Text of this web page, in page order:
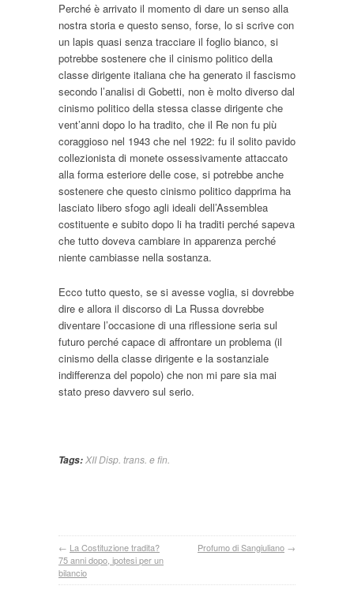
Perché è arrivato il momento di dare un senso alla
nostra storia e questo senso, forse, lo si scrive con
un lapis quasi senza tracciare il foglio bianco, si
potrebbe sostenere che il cinismo politico della
classe dirigente italiana che ha generato il fascismo
secondo l’analisi di Gobetti, non è molto diverso dal
cinismo politico della stessa classe dirigente che
vent’anni dopo lo ha tradito, che il Re non fu più
coraggioso nel 1943 che nel 1922: fu il solito pavido
collezionista di monete ossessivamente attaccato
alla forma esteriore delle cose, si potrebbe anche
sostenere che questo cinismo politico dapprima ha
lasciato libero sfogo agli ideali dell’Assemblea
costituente e subito dopo li ha traditi perché sapeva
che tutto doveva cambiare in apparenza perché
niente cambiasse nella sostanza.
Ecco tutto questo, se si avesse voglia, si dovrebbe
dire e allora il discorso di La Russa dovrebbe
diventare l’occasione di una riflessione seria sul
futuro perché capace di affrontare un problema (il
cinismo della classe dirigente e la sostanziale
indifferenza del popolo) che non mi pare sia mai
stato preso davvero sul serio.
Tags: XII Disp. trans. e fin.
← La Costituzione tradita?
75 anni dopo, ipotesi per un
bilancio
Profumo di Sangiuliano →